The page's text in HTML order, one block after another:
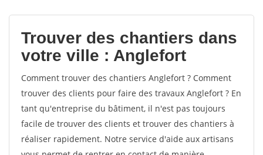
votes
Trouver des chantiers dans
votre ville : Anglefort
Comment trouver des chantiers Anglefort ? Comment
trouver des clients pour faire des travaux Anglefort ? En
tant qu'entreprise du bâtiment, il n'est pas toujours
facile de trouver des clients et trouver des chantiers à
réaliser rapidement. Notre service d'aide aux artisans